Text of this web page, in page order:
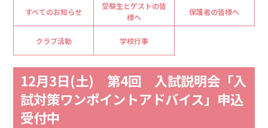
すべてのお知らせ
受験生とゲストの皆
様へ
保護者の皆様へ
クラブ活動 学校行事
12月3日(土) 第4回 入試説明会「入
試対策ワンポイントアドバイス」申込
受付中